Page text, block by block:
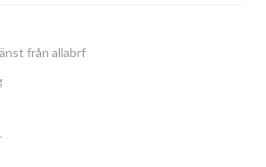
från allabrf